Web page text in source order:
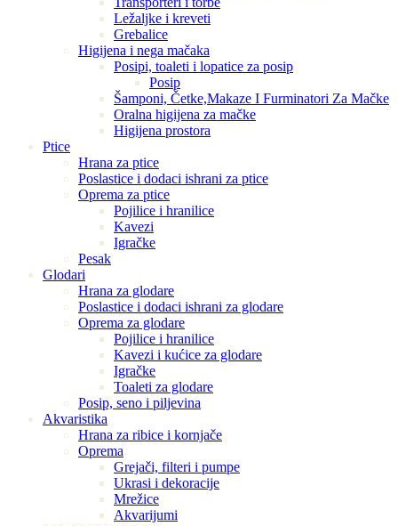
Ležaljke i kreveti
Grebalice
Higijena i nega mačaka
Posipi, toaleti i lopatice za posip
Posip
Šamponi, Četke,Makaze I Furminatori Za Mačke
Oralna higijena za mačke
Higijena prostora
Ptice
Hrana za ptice
Poslastice i dodaci ishrani za ptice
Oprema za ptice
Pojilice i hranilice
Kavezi
Igračke
Pesak
Glodari
Hrana za glodare
Poslastice i dodaci ishrani za glodare
Oprema za glodare
Pojilice i hranilice
Kavezi i kućice za glodare
Igračke
Toaleti za glodare
Posip, seno i piljevina
Akvaristika
Hrana za ribice i kornjače
Oprema
Grejači, filteri i pumpe
Ukrasi i dekoracije
Mrežice
Akvarijumi